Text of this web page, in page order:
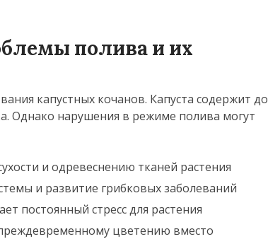
полива и их
капустных кочанов. Капуста содержит до
Однако нарушения в режиме полива могут
и одревеснению тканей растения
и развитие грибковых заболеваний
постоянный стресс для растения
цветению вместо